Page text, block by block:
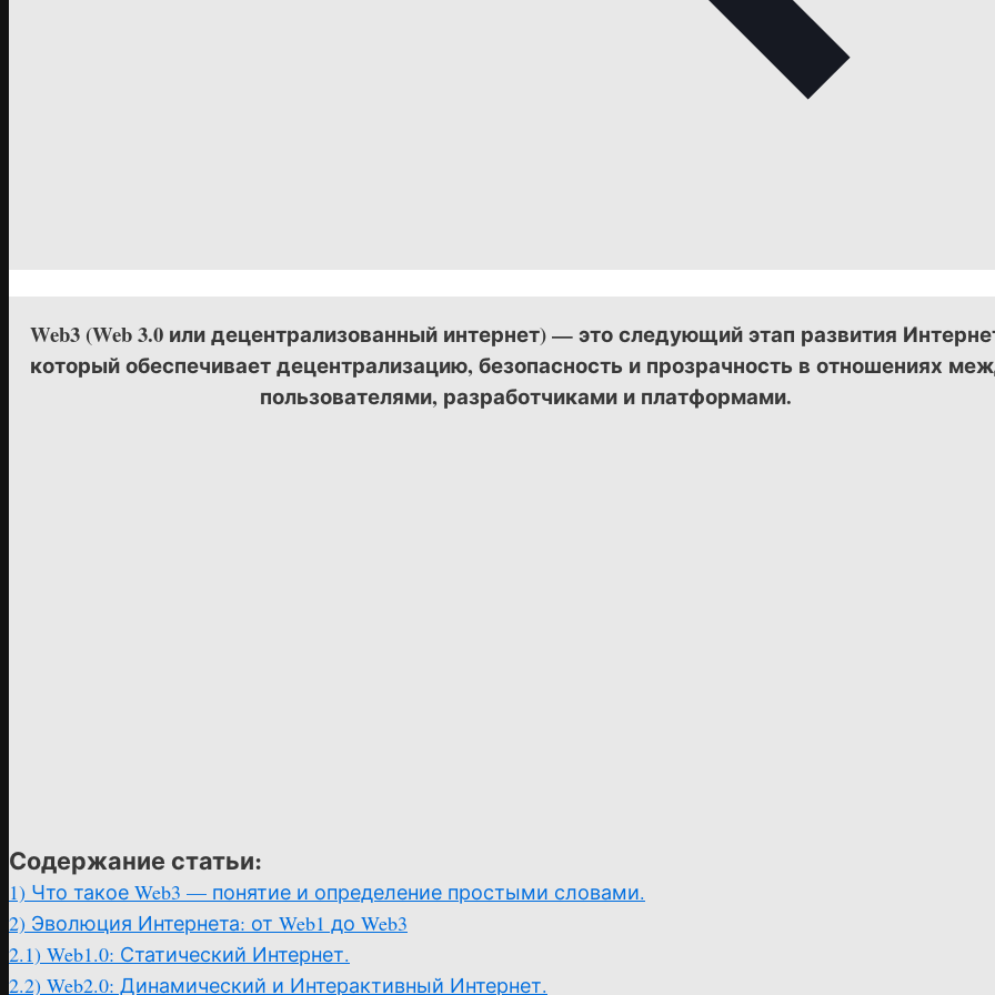
Web3 (Web 3.0 или децентрализованный интернет) — это следующий этап развития
который обеспечивает децентрализацию, безопасность и прозрачность в отношениях
пользователями, разработчиками и платформами.
Содержание статьи:
1) Что такое Web3 — понятие и определение простыми словами.
2) Эволюция Интернета: от Web1 до Web3
2.1) Web1.0: Статический Интернет.
2.2) Web2.0: Динамический и Интерактивный Интернет.